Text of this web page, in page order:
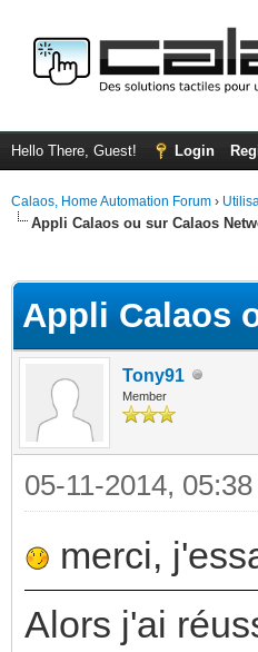
Hello There, Guest! Login
Calaos, Home Automation Forum ›
Appli Calaos ou sur Calaos
Appli Calaos
Tony91
Member
05-11-2014,
merci,
Alors j'ai